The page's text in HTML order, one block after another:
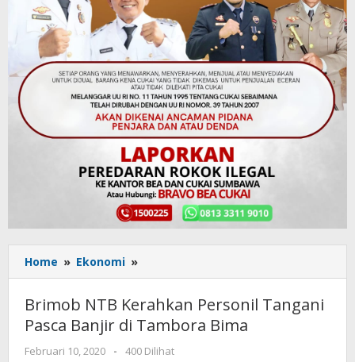
Home » Ekonomi »
NTB
Kerahkan
Personil
Tangani
Pasca
Brimob NTB Kerahkan Personil Tangani
Pasca Banjir di Tambora Bima
Februari 10, 2020
oleh
-
400 Dilihat